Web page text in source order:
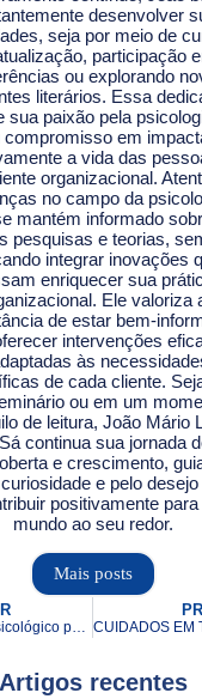
desenvolver
seja por meio de
participação
ou explorando
literários. Essa
sua paixão pela
compromisso em
a vida das
organizacional.
no campo da
mantém informado
pesquisas e teorias,
integrar inovações
enriquecer sua
Ele valoriza
de estar bem-
intervenções
às
de cada cliente.
ou em um
de leitura, João Mário
continua sua jornada
e crescimento,
e pelo desejo
positivamente para
mundo ao seu redor.
Mais posts
O apoio psicológico para pacientes durante o Outubro Rosa: melhorando o bem-estar emocional e as estratégias de enfrentamento na conscientização e no tratamento do câncer de mama.
Artigos recentes